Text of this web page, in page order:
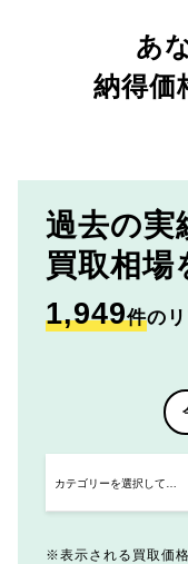
あ
納得価
過去の実
買取相場
1,949件の
表示される買取価